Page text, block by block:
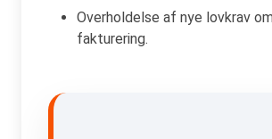
Overholdelse af nye lovkrav
fakturering.